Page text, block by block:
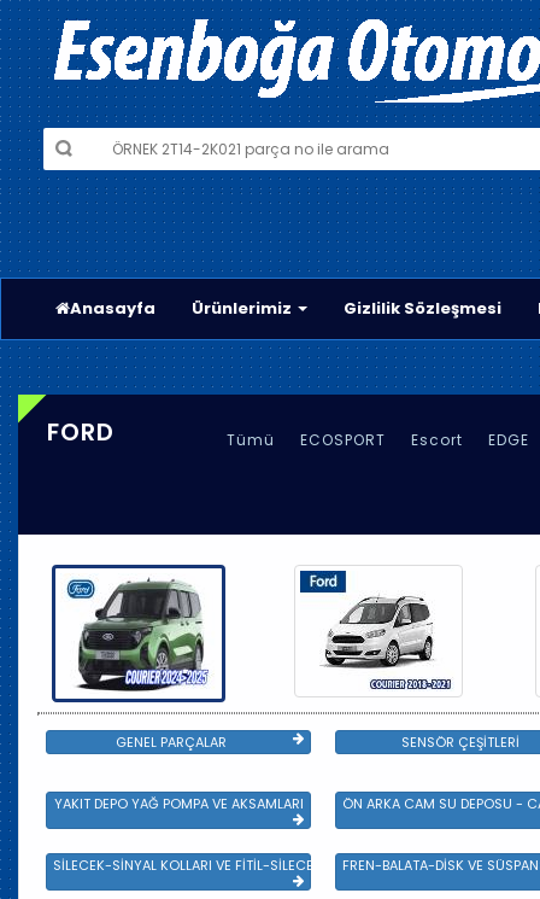
Anasayfa Ürünlerimiz Gizlilik Sözleşmesi
FORD Tümü ECOSPORT Escort EDGE
GENEL PARÇALAR SENSÖR ÇEŞİTLERİ
YAKIT DEPO YAĞ POMPA VE AKSAMLARI ÖN ARKA CAM SU DEPOSU -
SİLECEK-SİNYAL KOLLARI VE FİTİL-SİLECEK ÇEŞİTLERİFREN-BALATA-DİSK VE